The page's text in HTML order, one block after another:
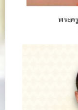
พระ